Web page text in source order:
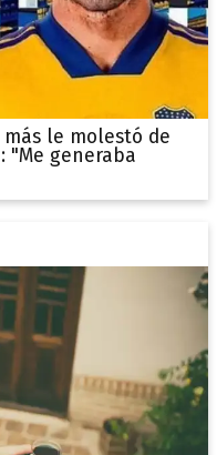
le molestó de
"Me generaba